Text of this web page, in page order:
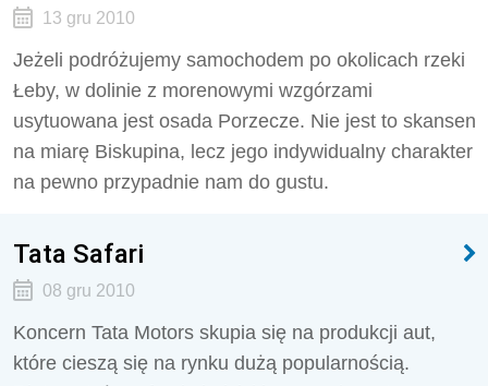
13 gru 2010
Jeżeli podróżujemy samochodem po okolicach rzeki
Łeby, w dolinie z morenowymi wzgórzami
usytuowana jest osada Porzecze. Nie jest to skansen
na miarę Biskupina, lecz jego indywidualny charakter
na pewno przypadnie nam do gustu.
Tata Safari
08 gru 2010
Koncern Tata Motors skupia się na produkcji aut,
które cieszą się na rynku dużą popularnością.